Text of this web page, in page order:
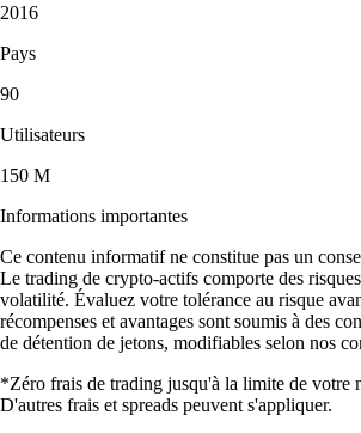
2016
Pays
90
Utilisateurs
150 M
Informations importantes
Ce contenu informatif ne constitue pas un
Le trading de crypto-actifs comporte des
volatilité. Évaluez votre tolérance au risque
récompenses et avantages sont soumis à des
de détention de jetons, modifiables selon nos
*Zéro frais de trading jusqu'à la limite de votre
D'autres frais et spreads peuvent s'appliquer.